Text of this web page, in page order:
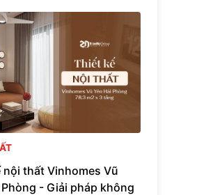
nội thất Vinhomes Vũ
Phòng - Giải pháp không